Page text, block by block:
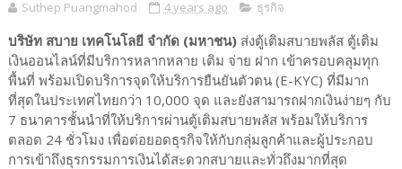
Suthep Puangmahod 4 years ago ธุรกิจ
บริษัท สบาย เทคโนโลยี จำกัด (มหาชน) ส่งตู้เติมสบายพลัส ตู้เติม
เงินออนไลน์ที่มีบริการหลากหลาย เติม จ่าย ฝาก เข้าครอบคลุมทุก
พื้นที่ พร้อมเปิดบริการจุดให้บริการยืนยันตัวตน (E-KYC) ที่มีมาก
ที่สุดในประเทศไทยกว่า 10,000 จุด และยังสามารถฝากเงินง่ายๆ กับ
7 ธนาคารชั้นนำที่ให้บริการผ่านตู้เติมสบายพลัส พร้อมให้บริการ
ตลอด 24 ชั่วโมง เพื่อต่อยอดธุรกิจให้กับกลุ่มลูกค้าและผู้ประกอบ
การเข้าถึงธุรกรรมการเงินได้สะดวกสบายและทั่วถึงมากที่สุด